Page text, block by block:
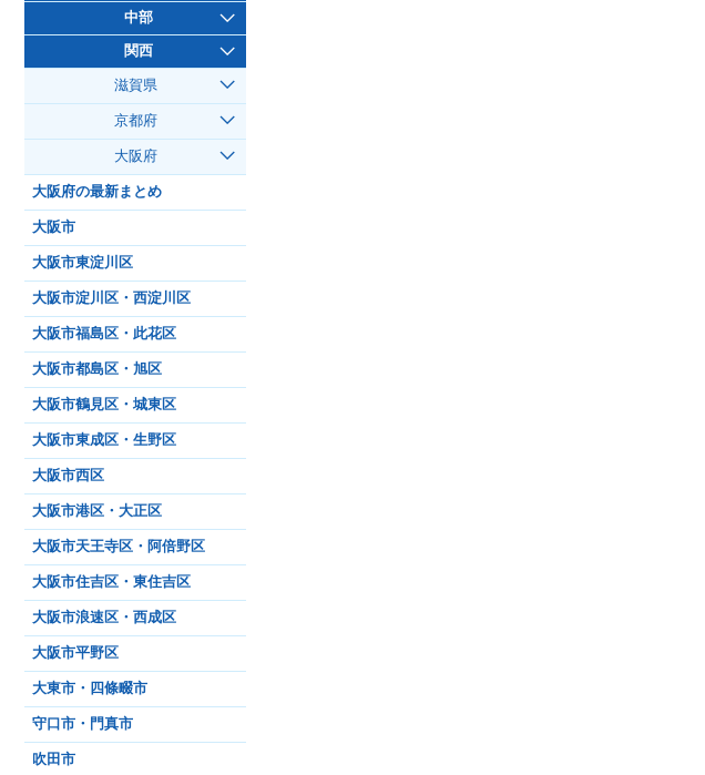
中部
関西
滋賀県
京都府
大阪府
大阪府の最新まとめ
大阪市
大阪市東淀川区
大阪市淀川区・西淀川区
大阪市福島区・此花区
大阪市都島区・旭区
大阪市鶴見区・城東区
大阪市東成区・生野区
大阪市西区
大阪市港区・大正区
大阪市天王寺区・阿倍野区
大阪市住吉区・東住吉区
大阪市浪速区・西成区
大阪市平野区
大東市・四條畷市
守口市・門真市
吹田市